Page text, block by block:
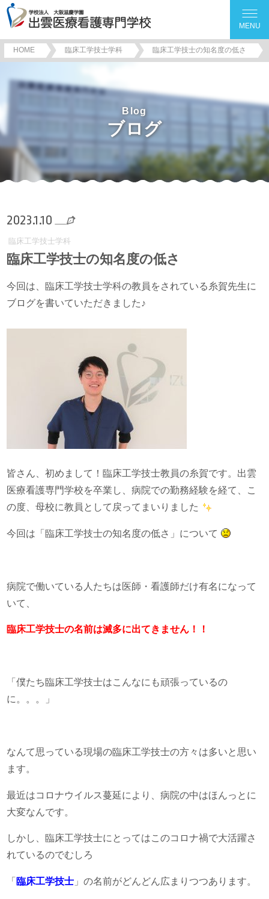
MENU
HOME 臨床工学技士学科 臨床工学技士の知名度の低さ
Blog
ブログ
2023.1.10
臨床工学技士学科
臨床工学技士の知名度の低さ
今回は、臨床工学技士学科の教員をされている糸賀先生に
ブログを書いていただきました♪
皆さん、初めまして！臨床工学技士教員の糸賀です。出雲
医療看護専門学校を卒業し、病院での勤務経験を経て、こ
の度、母校に教員として戻ってまいりました
今回は「臨床工学技士の知名度の低さ」について
病院で働いている人たちは医師・看護師だけ有名になって
いて、
臨床工学技士の名前は滅多に出てきません！！
「僕たち臨床工学技士はこんなにも頑張っているの
に。。。」
なんて思っている現場の臨床工学技士の方々は多いと思い
ます。
最近はコロナウイルス蔓延により、病院の中はほんっとに
大変なんです。
しかし、臨床工学技士にとってはこのコロナ禍で大活躍さ
れているのでむしろ
「 臨床工学技士 」の名前がどんどん広まりつつあります。